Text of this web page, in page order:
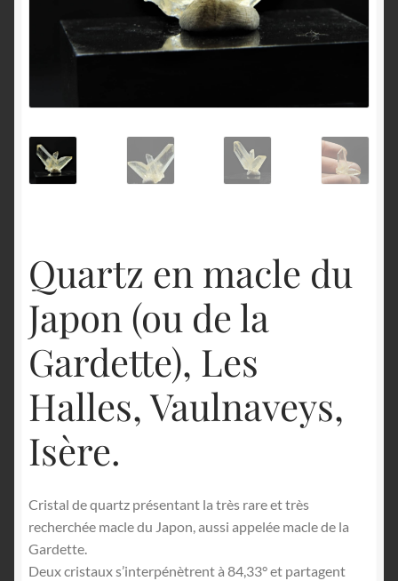
Quartz en macle du
Japon (ou de la
Gardette), Les
Halles, Vaulnaveys,
Isère.
Cristal de quartz présentant la très rare et très
recherchée macle du Japon, aussi appelée macle de la
Gardette.
Deux cristaux s’interpénètrent à 84,33° et partagent